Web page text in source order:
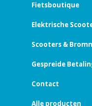
Fietsboutique
Elektrische
Scooters &
Gespreide
Contact
Alle producten